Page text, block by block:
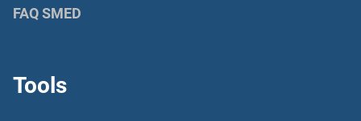
FAQ SMED
Tools